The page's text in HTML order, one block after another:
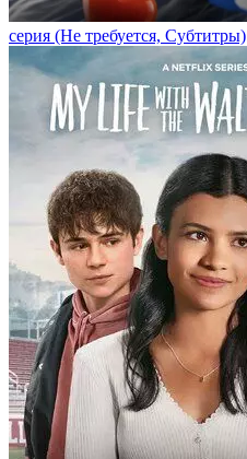
серия (Не требуется, Субтитры)